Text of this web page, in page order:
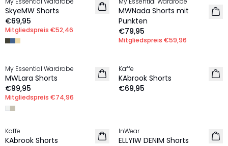
NEU
SkyeMW Shorts
€69,95
Mitgliedspreis €52,46
NEU
MWNada Shorts mit
Punkten
€79,95
Mitgliedspreis €59,96
NEU
My Essential Wardrobe
MWLara Shorts
€99,95
Mitgliedspreis €74,96
NEU
Kaffe
KAbrook Shorts
€69,95
NEU
Kaffe
KAbrook Shorts
NEU
InWear
ELLYIW DENIM Shorts